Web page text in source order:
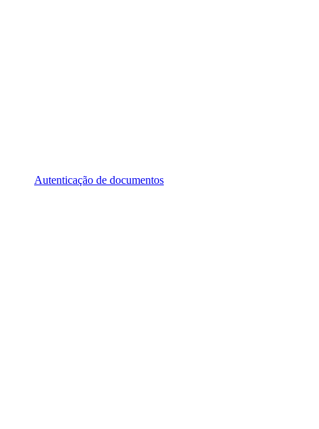
Autenticação de documentos